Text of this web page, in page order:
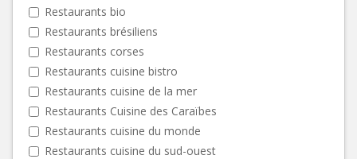
Restaurants bio
Restaurants brésiliens
Restaurants corses
Restaurants cuisine bistro
Restaurants cuisine de la mer
Restaurants Cuisine des Caraïbes
Restaurants cuisine du monde
Restaurants cuisine du sud-ouest